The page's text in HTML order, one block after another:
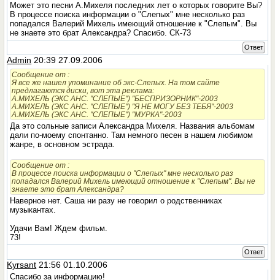
Может это песни А.Михеля последних лет о которых говорите Вы?
В процессе поиска информации о "Слепых" мне несколько раз
попадался Валерий Михель имеющий отношение к "Слепым". Вы
не знаете это брат Александра? Спасибо. СК-73
Ответ
Admin 20:39 27.09.2006
Сообщение от :
Я все же нашел упоминание об экс-Слепых. На том сайте
предлагаются диски, вот эта реклама:
А.МИХЕЛЬ (ЭКС АНС. "СЛЕПЫЕ") "БЕСПРИЗОРНИК"-2003
А.МИХЕЛЬ (ЭКС АНС. "СЛЕПЫЕ") "Я НЕ МОГУ БЕЗ ТЕБЯ"-2003
А.МИХЕЛЬ (ЭКС АНС. "СЛЕПЫЕ") "МУРКА"-2003
Да это сольные записи Александра Михеля. Названия альбомам
дали по-моему спонтанно. Там немного песен в нашем любимом
жанре, в основном эстрада.
Сообщение от :
В процессе поиска информации о "Слепых" мне несколько раз
попадался Валерий Михель имеющий отношение к "Слепым". Вы не
знаете это брат Александра?
Наверное нет. Саша ни разу не говорил о родственниках
музыкантах.
Удачи Вам! Ждем фильм.
73!
Ответ
Kyrsant 21:56 01.10.2006
Спасибо за информацию!